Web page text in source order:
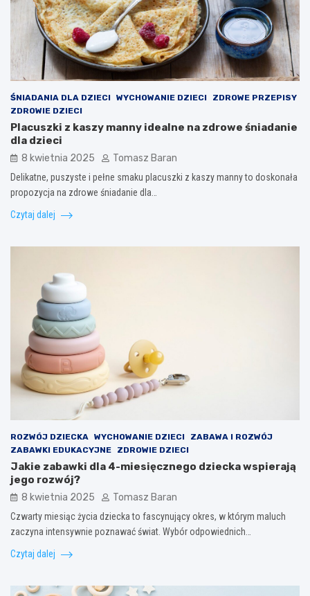
ŚNIADANIA DLA DZIECI WYCHOWANIE DZIECI
ZDROWE PRZEPISY
ZDROWIE DZIECI
Placuszki z kaszy manny idealne na zdrowe śniadanie
dla dzieci
8 kwietnia 2025 Tomasz Baran
Delikatne, puszyste i pełne smaku placuszki z kaszy manny to doskonała
propozycja na zdrowe śniadanie dla…
Czytaj dalej
ROZWÓJ DZIECKA WYCHOWANIE DZIECI
ZABAWA I ROZWÓJ
ZABAWKI EDUKACYJNE
ZDROWIE DZIECI
Jakie zabawki dla 4-miesięcznego dziecka wspierają
jego rozwój?
8 kwietnia 2025 Tomasz Baran
Czwarty miesiąc życia dziecka to fascynujący okres, w którym maluch
zaczyna intensywnie poznawać świat. Wybór odpowiednich…
Czytaj dalej